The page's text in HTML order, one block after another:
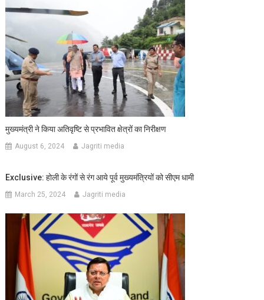
मुख्यमंत्री ने किया अतिवृष्टि से प्रभावित क्षेत्रों का निरीक्षण
August 6, 2024 Jagriti media
Exclusive: होली के रंगों से रंग आये पूर्व मुख्यमंत्रियों को सीएम धामी
March 25, 2024 Jagriti media